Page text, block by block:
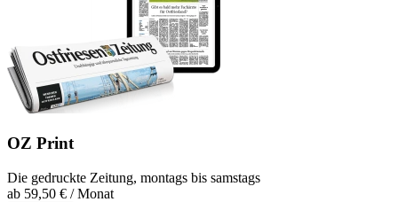
OZ Print
Die gedruckte Zeitung, montags bis samstags
ab 59,50 € / Monat